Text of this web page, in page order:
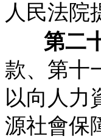
人民法院
第二
款、第十
以向人力
源社會保